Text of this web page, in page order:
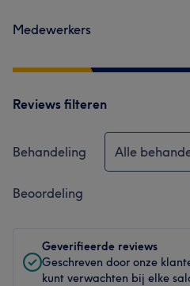
Medewerkers
Reviews filteren
Behandeling Alle
Beoordeling
Geverifieerde reviews
Geschreven door onze
kunt verwachten bij elke